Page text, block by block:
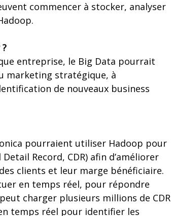
commencer à stocker, analyser
entreprise, le Big Data pourrait
marketing stratégique, à
de nouveaux business
pourraient utiliser Hadoop pour
Record, CDR) afin d’améliorer
clients et leur marge bénéficiaire.
en temps réel, pour répondre
charger plusieurs millions de CDR
temps réel pour identifier les